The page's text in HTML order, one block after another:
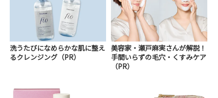
洗うたびになめらかな肌に整え
るクレンジング（PR）
美容家・瀬戸麻実さんが解説！
手間いらずの毛穴・くすみケア
（PR）